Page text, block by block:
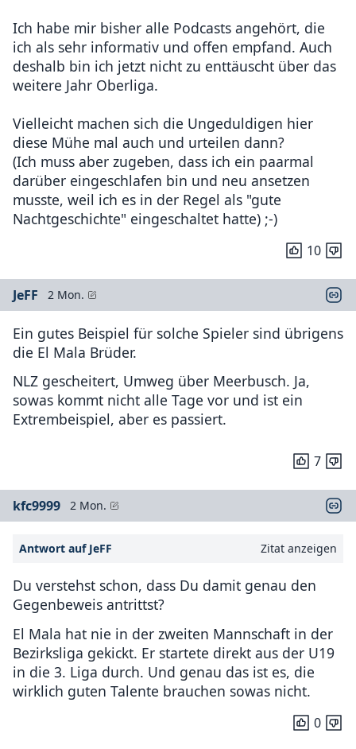
Ich habe mir bisher alle Podcasts angehört, die
ich als sehr informativ und offen empfand. Auch
deshalb bin ich jetzt nicht zu enttäuscht über das
weitere Jahr Oberliga.
Vielleicht machen sich die Ungeduldigen hier
diese Mühe mal auch und urteilen dann?
(Ich muss aber zugeben, dass ich ein paarmal
darüber eingeschlafen bin und neu ansetzen
musste, weil ich es in der Regel als "gute
Nachtgeschichte" eingeschaltet hatte) ;-)
10
JeFF 2 Mon.
Ein gutes Beispiel für solche Spieler sind übrigens
die El Mala Brüder.
NLZ gescheitert, Umweg über Meerbusch. Ja,
sowas kommt nicht alle Tage vor und ist ein
Extrembeispiel, aber es passiert.
7
kfc9999 2 Mon.
Antwort auf JeFF Zitat anzeigen
Du verstehst schon, dass Du damit genau den
Gegenbeweis antrittst?
El Mala hat nie in der zweiten Mannschaft in der
Bezirksliga gekickt. Er startete direkt aus der U19
in die 3. Liga durch. Und genau das ist es, die
wirklich guten Talente brauchen sowas nicht.
0